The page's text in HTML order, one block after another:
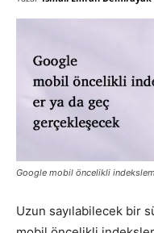
Google mobil öncelikli
Uzun sayılabilecek bir